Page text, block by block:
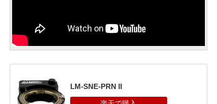
LM-SNE-PRN II